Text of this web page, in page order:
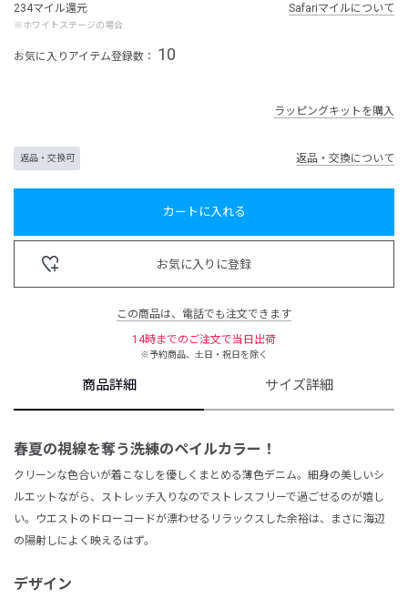
234マイル還元
※ホワイトステージの場合
Safariマイルについて
お気に入りアイテム登録数： 10
ラッピングキットを購入
返品・交換可 返品・交換について
カートに入れる
お気に入りに登録
この商品は、電話でも注文できます
14時までのご注文で当日出荷
※予約商品、土日・祝日を除く
商品詳細 サイズ詳細
春夏の視線を奪う洗練のペイルカラー！
クリーンな色合いが着こなしを優しくまとめる薄色デニム。細身の美しいシ
ルエットながら、ストレッチ入りなのでストレスフリーで過ごせるのが嬉し
い。ウエストのドローコードが漂わせるリラックスした余裕は、まさに海辺
の陽射しによく映えるはず。
デザイン